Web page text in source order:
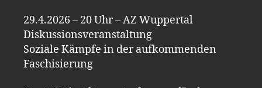
29.4.2026 – 20 Uhr – AZ Wuppertal
Diskussionsveranstaltung
Soziale Kämpfe in der aufkommenden
Faschisierung